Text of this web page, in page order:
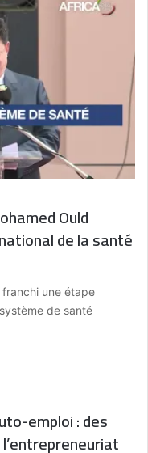
Ould
de la santé
une étape
de santé
emploi : des